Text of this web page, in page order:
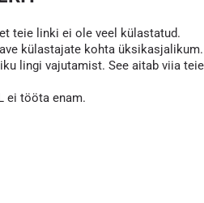
teie linki ei ole veel külastatud.
külastajate kohta üksikasjalikum.
lingi vajutamist. See aitab viia
ei tööta enam.